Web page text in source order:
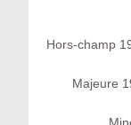
Hors-champ
Majeure